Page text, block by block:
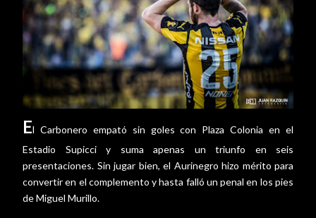
El Carbonero empató sin goles con Plaza Colonia en el
Estadio Supicci y suma apenas un triunfo en seis
presentaciones. Sin jugar bien, el Aurinegro hizo mérito para
convertir en el complemento y hasta falló un penal en los pies
de Miguel Murillo.